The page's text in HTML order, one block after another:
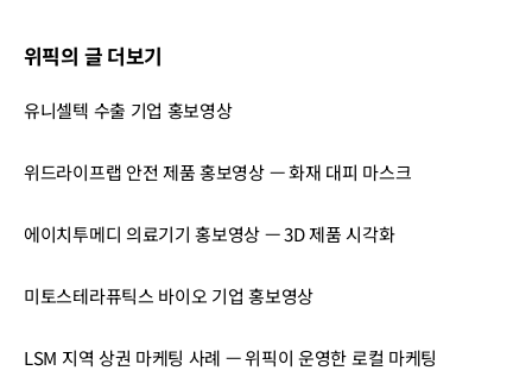
위픽의 글 더보기
유니셀텍 수출 기업 홍보영상
위드라이프랩 안전 제품 홍보영상 — 화재 대피 마스크
에이치투메디 의료기기 홍보영상 — 3D 제품 시각화
미토스테라퓨틱스 바이오 기업 홍보영상
LSM 지역 상권 마케팅 사례 — 위픽이 운영한 로컬 마케팅